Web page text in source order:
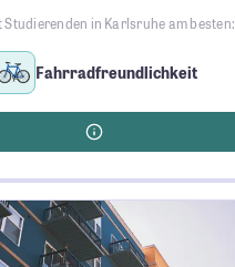
Studierenden in Karlsruhe am besten:
Fahrradfreundlichkeit